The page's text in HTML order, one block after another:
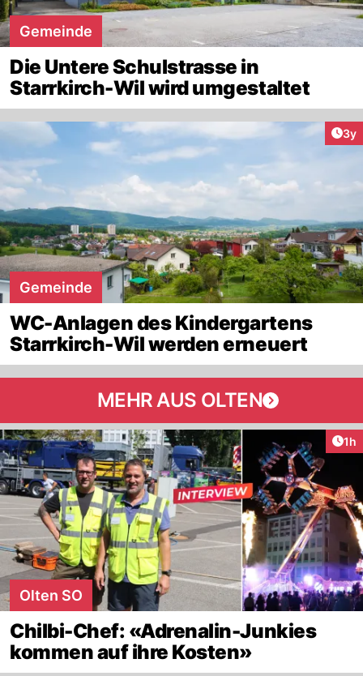
Gemeinde
Die Untere Schulstrasse in
Starrkirch-Wil wird umgestaltet
3y
Gemeinde
WC-Anlagen des Kindergartens
Starrkirch-Wil werden erneuert
MEHR AUS OLTEN
1h
Olten SO
Chilbi-Chef: «Adrenalin-Junkies
kommen auf ihre Kosten»